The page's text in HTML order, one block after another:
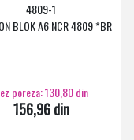
4809-1
BLOK A6 NCR 4809 *BR
poreza: 130,80 din
156,96 din